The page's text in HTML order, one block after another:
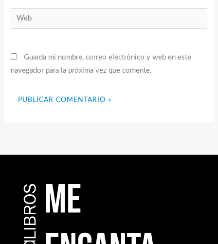
Web
Guarda mi nombre, correo electrónico y web en este
navegador para la próxima vez que comente.